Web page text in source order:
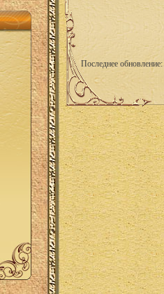
Последнее обновление: